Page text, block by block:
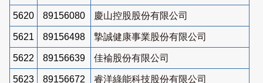
5620 89156080 慶山控股股份有限公司
5621 89156498 摯誠健康事業股份有限公司
5622 89156639 佳褕股份有限公司
5623 89156672 睿洋綠能科技股份有限公司